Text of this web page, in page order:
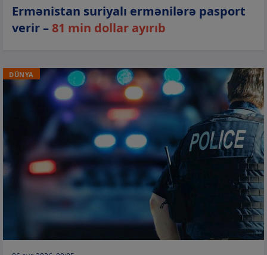
Ermənistan suriyalı ermənilərə pasport
verir –81 min dollar ayırıb
DÜNYA